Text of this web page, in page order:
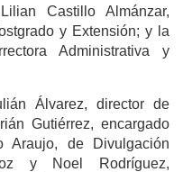
Castillo Almánzar,
y Extensión; y la
Administrativa y
Álvarez, director de
Gutiérrez, encargado
Araujo, de Divulgación
y Noel Rodríguez,